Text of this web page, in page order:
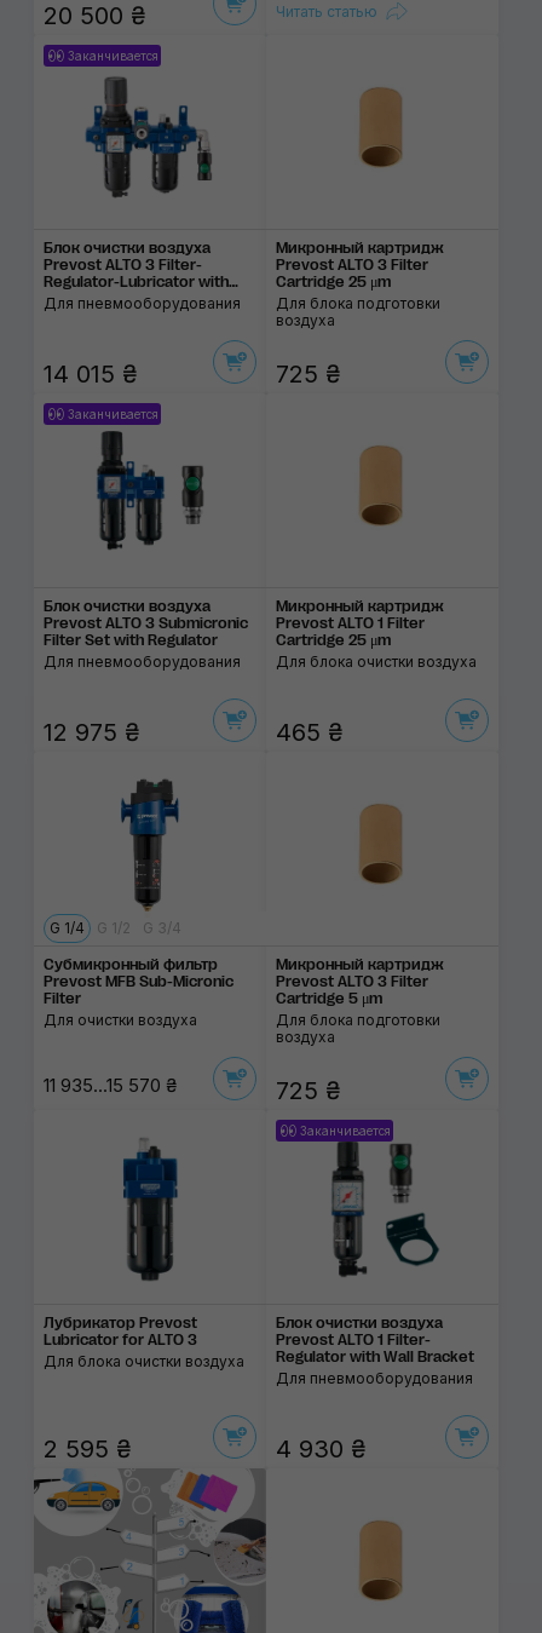
20 500 ₴ Читать статью
Заканчивается
Блок очистки воздуха
Prevost ALTO 3 Filter-
Regulator-Lubricator with
Diverter Block
Для пневмооборудования
14 015 ₴
Микронный картридж
Prevost ALTO 3 Filter
Cartridge 25 μm
Для блока подготовки
воздуха
725 ₴
Заканчивается
Блок очистки воздуха
Prevost ALTO 3 Submicronic
Filter Set with Regulator
Для пневмооборудования
12 975 ₴
Микронный картридж
Prevost ALTO 1 Filter
Cartridge 25 μm
Для блока очистки воздуха
465 ₴
G 1/4 G 1/2 G 3/4
Субмикронный фильтр
Prevost MFB Sub-Micronic
Filter
Для очистки воздуха
11 935...15 570 ₴
Микронный картридж
Prevost ALTO 3 Filter
Cartridge 5 μm
Для блока подготовки
воздуха
725 ₴
Лубрикатор Prevost
Lubricator for ALTO 3
Для блока очистки воздуха
2 595 ₴
Заканчивается
Блок очистки воздуха
Prevost ALTO 1 Filter-
Regulator with Wall Bracket
Для пневмооборудования
4 930 ₴